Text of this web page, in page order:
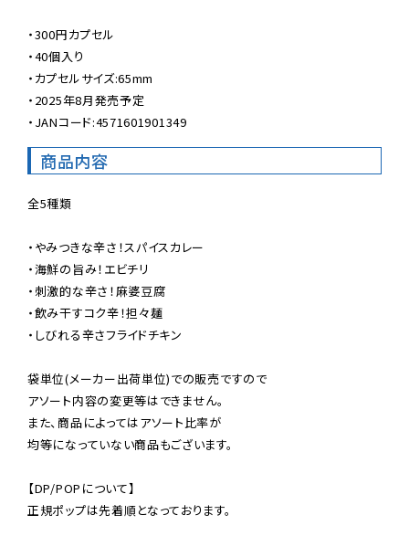
・300円カプセル
・40個入り
・カプセルサイズ:65mm
・2025年8月発売予定
・JANコード:4571601901349
商品内容
全5種類
・やみつきな辛さ！スパイスカレー
・海鮮の旨み！エビチリ
・刺激的な辛さ！麻婆豆腐
・飲み干すコク辛！担々麺
・しびれる辛さフライドチキン
袋単位(メーカー出荷単位)での販売ですので
アソート内容の変更等はできません。
また、商品によってはアソート比率が
均等になっていない商品もございます。
【DP/POPについて】
正規ポップは先着順となっております。